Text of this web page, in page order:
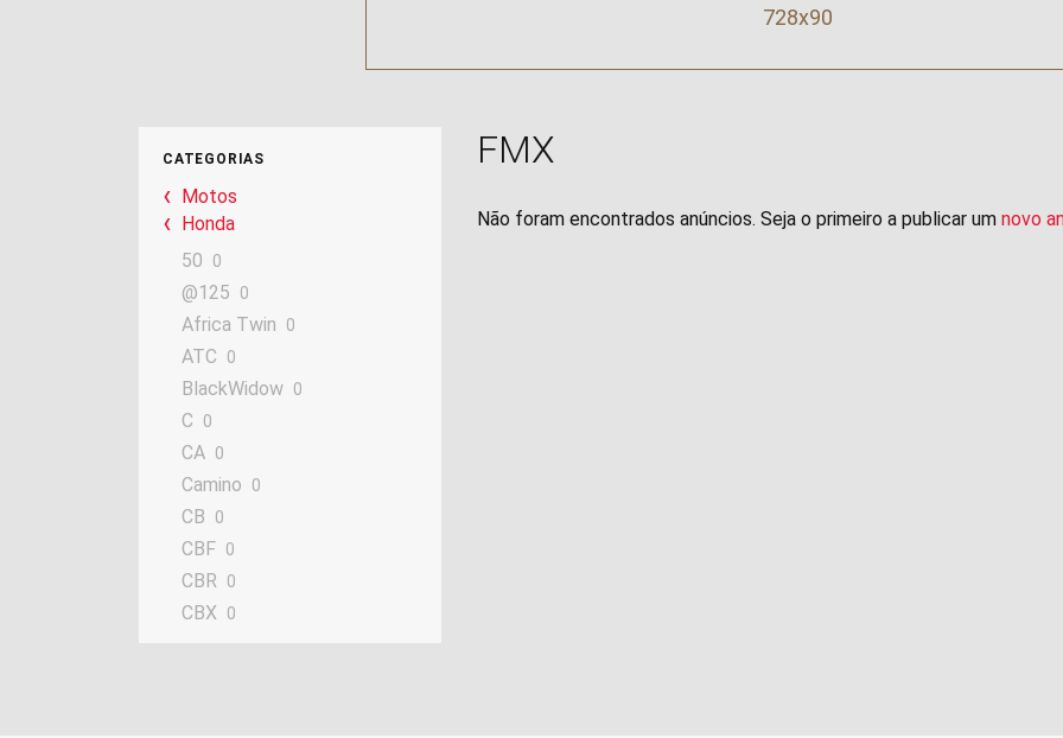
728x90
CATEGORIAS
Motos
Honda
50
0
@125 0
Africa Twin 0
ATC 0
BlackWidow 0
C 0
CA 0
Camino 0
CB 0
CBF 0
CBR 0
CBX 0
FMX
Não foram encontrados anúncios. Seja o primeiro a publicar um novo